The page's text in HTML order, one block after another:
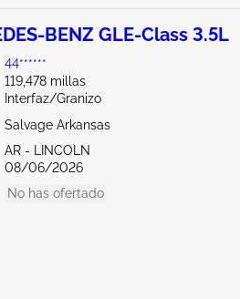
BENZ GLE-Class 3.5L
44******
119,478 millas
Interfaz/Granizo
Salvage Arkansas
AR - LINCOLN
08/06/2026
No has ofertado